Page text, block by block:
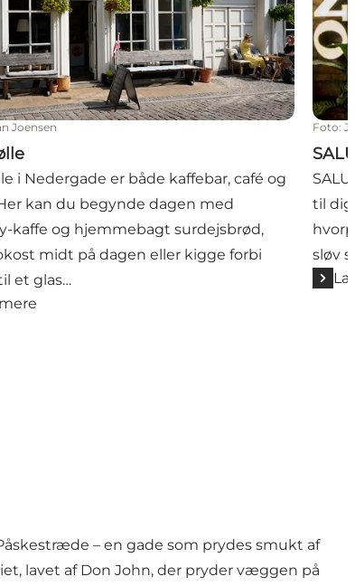
Joensen
i Nedergade er både kaffebar, café og
kan du begynde dagen med
kaffe og hjemmebagt surdejsbrød,
midt på dagen eller kigge forbi
et glas…
Foto:
til dig
sløv
– en gade som prydes smukt af
, lavet af Don John, der pryder væggen på